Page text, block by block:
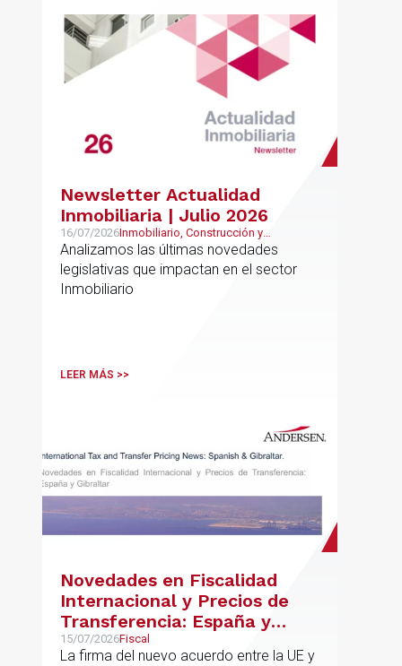
Newsletter Actualidad
Inmobiliaria | Julio 2026
16/07/2026Inmobiliario, Construcción y
Urbanismo
Analizamos las últimas novedades
legislativas que impactan en el sector
Inmobiliario
LEER MÁS >>
Novedades en Fiscalidad
Internacional y Precios de
Transferencia: España y
Gibraltar
15/07/2026Fiscal
La firma del nuevo acuerdo entre la UE y